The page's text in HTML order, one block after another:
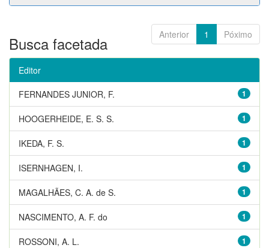
Anterior 1 Póximo
Busca facetada
Editor
1
FERNANDES JUNIOR, F.
1
HOOGERHEIDE, E. S. S.
1
IKEDA, F. S.
1
ISERNHAGEN, I.
1
MAGALHÃES, C. A. de S.
1
NASCIMENTO, A. F. do
1
ROSSONI, A. L.